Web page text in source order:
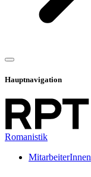
Hauptnavigation
Romanistik
MitarbeiterInnen